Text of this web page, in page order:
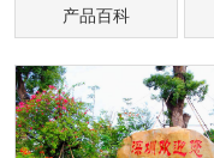
产品百科